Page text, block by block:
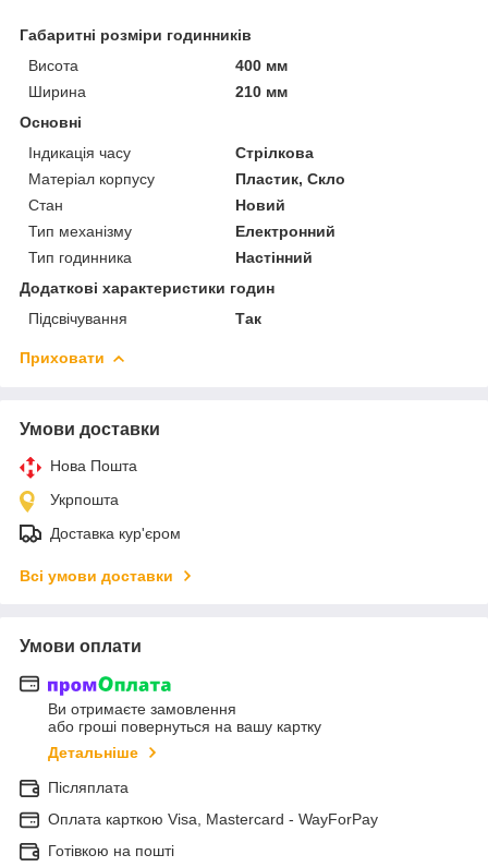
Габаритні розміри годинників
Висота
400 мм
Ширина
210 мм
Основні
Індикація часу
Стрілкова
Матеріал корпусу
Пластик, Скло
Стан
Новий
Тип механізму
Електронний
Тип годинника
Настінний
Додаткові характеристики годин
Підсвічування
Так
Приховати
Умови доставки
Нова Пошта
Укрпошта
Доставка кур'єром
Всі умови доставки
Умови оплати
Ви отримаєте замовлення
або гроші повернуться на вашу картку
Детальніше
Післяплата
Оплата карткою Visa, Mastercard - WayForPay
Готівкою на пошті